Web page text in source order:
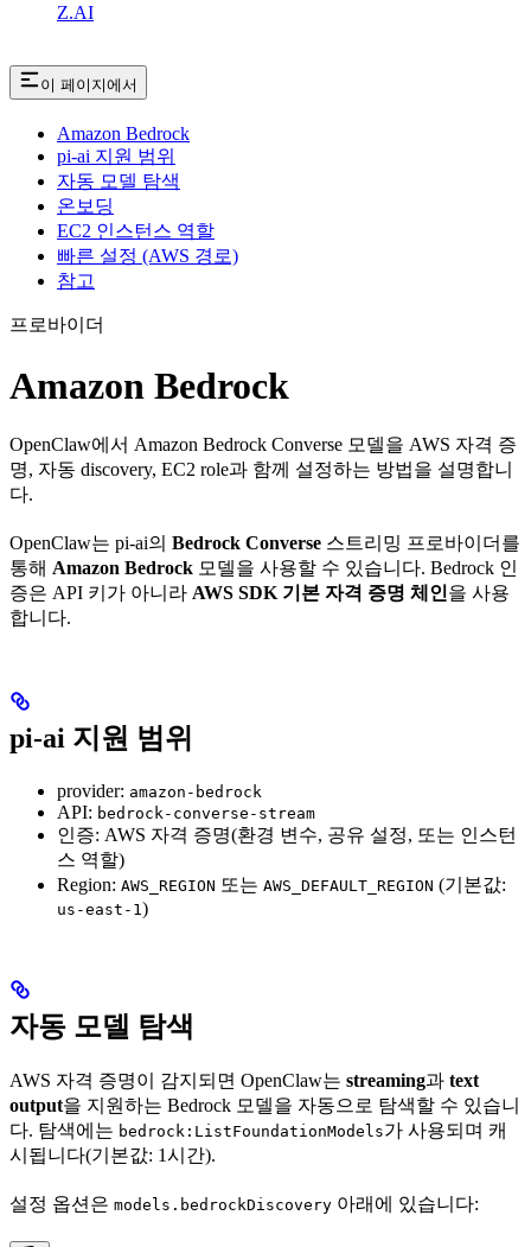
Z.AI
이 페이지에서
Amazon Bedrock
pi-ai 지원 범위
자동 모델 탐색
온보딩
EC2 인스턴스 역할
빠른 설정 (AWS 경로)
참고
프로바이더
Amazon Bedrock
OpenClaw에서 Amazon Bedrock Converse 모델을 AWS 자격 증
명, 자동 discovery, EC2 role과 함께 설정하는 방법을 설명합니
다.
OpenClaw는 pi-ai의 Bedrock Converse 스트리밍 프로바이더를
통해 Amazon Bedrock 모델을 사용할 수 있습니다. Bedrock 인
증은 API 키가 아니라 AWS SDK 기본 자격 증명 체인을 사용
합니다.
pi-ai 지원 범위
provider: amazon-bedrock
API: bedrock-converse-stream
인증: AWS 자격 증명(환경 변수, 공유 설정, 또는 인스턴
스 역할)
Region: AWS_REGION 또는 AWS_DEFAULT_REGION (기본값:
us-east-1)
자동 모델 탐색
AWS 자격 증명이 감지되면 OpenClaw는 streaming과 text
output을 지원하는 Bedrock 모델을 자동으로 탐색할 수 있습니
다. 탐색에는 bedrock:ListFoundationModels가 사용되며 캐
시됩니다(기본값: 1시간).
설정 옵션은 models.bedrockDiscovery 아래에 있습니다: